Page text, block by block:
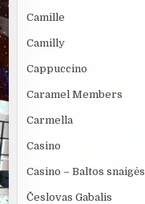
Camille
Camilly
Cappuccino
Caramel Members
Carmella
Casino
Casino – Baltos snaigės
Česlovas Gabalis